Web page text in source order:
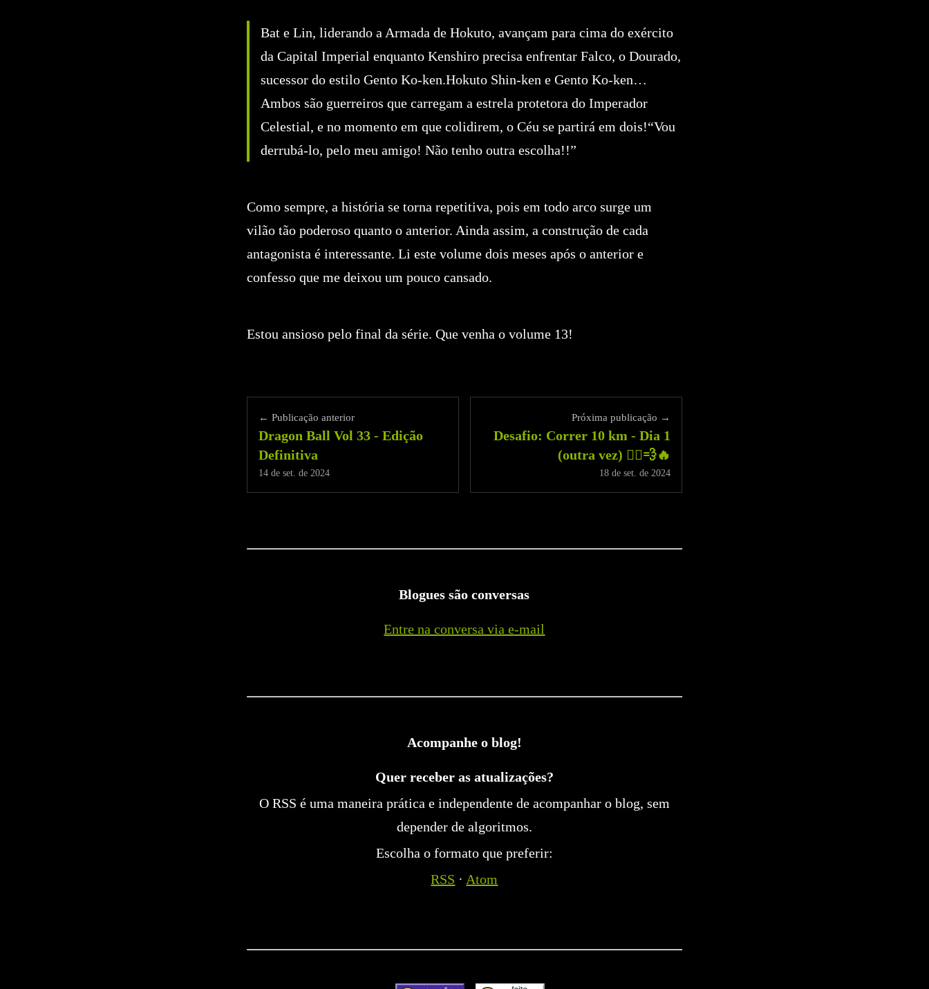
Bat e Lin, liderando a Armada de Hokuto, avançam para cima do exército
da Capital Imperial enquanto Kenshiro precisa enfrentar Falco, o Dourado,
sucessor do estilo Gento Ko-ken.Hokuto Shin-ken e Gento Ko-ken…
Ambos são guerreiros que carregam a estrela protetora do Imperador
Celestial, e no momento em que colidirem, o Céu se partirá em dois!“Vou
derrubá-lo, pelo meu amigo! Não tenho outra escolha!!”
Como sempre, a história se torna repetitiva, pois em todo arco surge um
vilão tão poderoso quanto o anterior. Ainda assim, a construção de cada
antagonista é interessante. Li este volume dois meses após o anterior e
confesso que me deixou um pouco cansado.
Estou ansioso pelo final da série. Que venha o volume 13!
← Publicação anterior
Dragon Ball Vol 33 - Edição
Definitiva
14 de set. de 2024
Próxima publicação →
Desafio: Correr 10 km - Dia 1
(outra vez) 🏃‍♂️💨🔥
18 de set. de 2024
Blogues são conversas
Entre na conversa via e-mail
Acompanhe o blog!
Quer receber as atualizações?
O RSS é uma maneira prática e independente de acompanhar o blog, sem
depender de algoritmos.
Escolha o formato que preferir:
RSS · Atom